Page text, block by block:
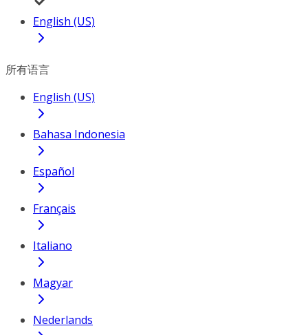
English (US)
所有语言
English (US)
Bahasa Indonesia
Español
Français
Italiano
Magyar
Nederlands